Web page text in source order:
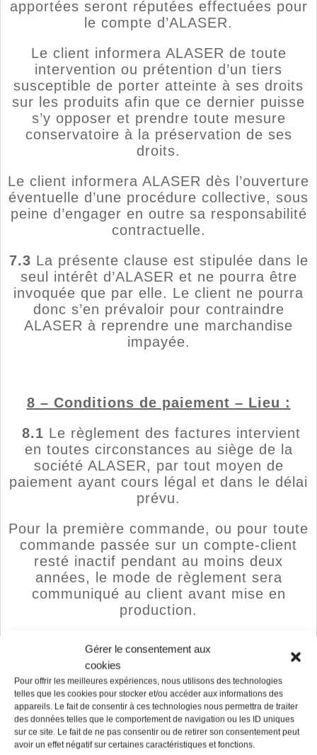
Gérer le consentement aux
cookies
Pour offrir les meilleures expériences, nous utilisons des technologies
telles que les cookies pour stocker et/ou accéder aux informations des
appareils. Le fait de consentir à ces technologies nous permettra de traiter
des données telles que le comportement de navigation ou les ID uniques
sur ce site. Le fait de ne pas consentir ou de retirer son consentement peut
avoir un effet négatif sur certaines caractéristiques et fonctions.
apportées seront réputées effectuées pour
le compte d’ALASER.
Le client informera ALASER de toute
intervention ou prétention d’un tiers
susceptible de porter atteinte à ses droits
sur les produits afin que ce dernier puisse
s’y opposer et prendre toute mesure
conservatoire à la préservation de ses
droits.
Le client informera ALASER dès l’ouverture
éventuelle d’une procédure collective, sous
peine d’engager en outre sa responsabilité
contractuelle.
7.3 La présente clause est stipulée dans le
seul intérêt d’ALASER et ne pourra être
invoquée que par elle. Le client ne pourra
donc s’en prévaloir pour contraindre
ALASER à reprendre une marchandise
impayée.
8 – Conditions de paiement – Lieu :
8.1 Le règlement des factures intervient
en toutes circonstances au siège de la
société ALASER, par tout moyen de
paiement ayant cours légal et dans le délai
prévu.
Pour la première commande, ou pour toute
commande passée sur un compte-client
resté inactif pendant au moins deux
années, le mode de règlement sera
communiqué au client avant mise en
production.
sur le bordereau de réception de
marchandises n’autorisent pas le client à
retenir quelque somme que ce soit, dans
l’attente de la mise en conformité
complète.